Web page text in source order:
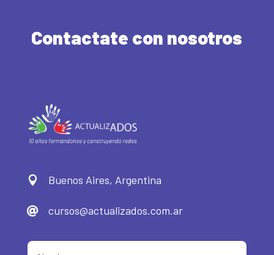
Contactate con nosotros
 Buenos Aires, Argentina
 cursos@actualizados.com.ar